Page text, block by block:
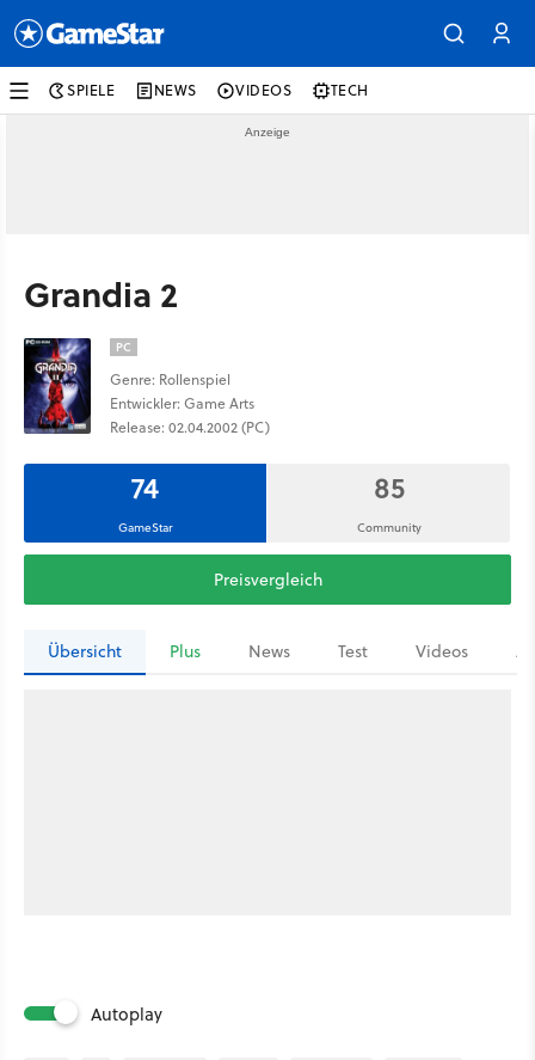
SPIELE NEWS VIDEOS TECH
Grandia 2
PC
Genre: Rollenspiel
Entwickler: Game Arts
Release: 02.04.2002 (PC)
74
GameStar
85
Community
Preisvergleich
Übersicht Plus News Test Videos
Autoplay